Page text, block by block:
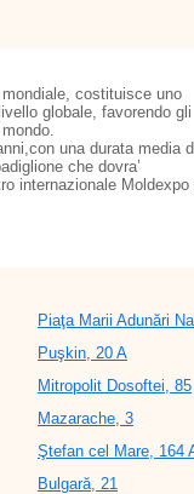
costituisce uno
globale, favorendo gli
una durata media
che dovra’
internazionale Moldexpo
Piaţa Marii Adunări
Puşkin, 20 A
Mitropolit Dosoftei, 85
Mazarache, 3
Ştefan cel Mare, 164
Bulgară, 21